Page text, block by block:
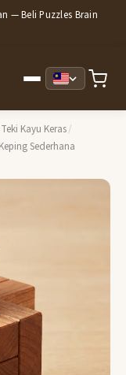
— Beli Puzzles Brain
Kayu Keras/
Sederhana